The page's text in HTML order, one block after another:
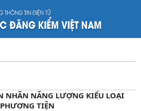
NHÃN NĂNG LƯỢNG KIỂU LOẠI
PHƯƠNG TIỆN